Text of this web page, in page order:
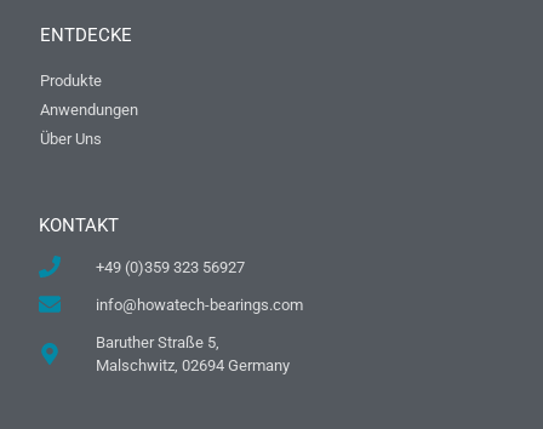
ENTDECKE
Produkte
Anwendungen
Über Uns
KONTAKT
+49 (0)359 323 56927
info@howatech-bearings.com
Baruther Straße 5,
Malschwitz, 02694 Germany